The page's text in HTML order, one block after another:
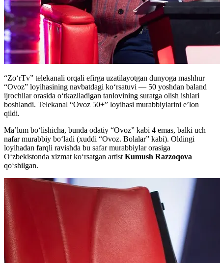
“ZoʻrTv” telekanali orqali efirga uzatilayotgan dunyoga mashhur
“Ovoz” loyihasining navbatdagi koʻrsatuvi — 50 yoshdan baland
ijrochilar orasida oʻtkaziladigan tanlovining suratga olish ishlari
boshlandi. Telekanal “Ovoz 50+” loyihasi murabbiylarini e’lon
qildi.
Ma’lum boʻlishicha, bunda odatiy “Ovoz” kabi 4 emas, balki uch
nafar murabbiy boʻladi (xuddi “Ovoz. Bolalar” kabi). Oldingi
loyihadan farqli ravishda bu safar murabbiylar orasiga
Oʻzbekistonda xizmat koʻrsatgan artist Kumush Razzoqova
qoʻshilgan.